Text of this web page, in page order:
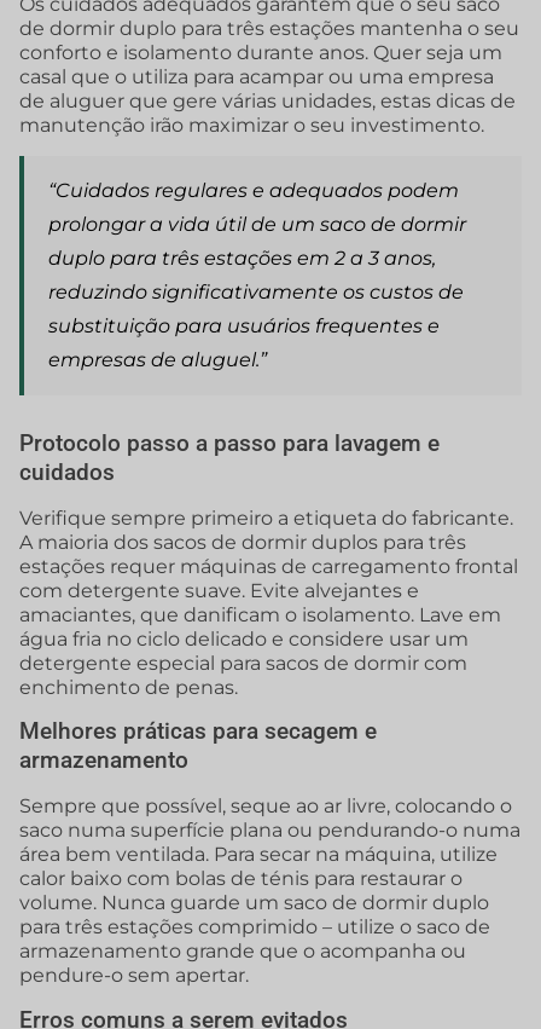
Os cuidados adequados garantem que o seu saco
de dormir duplo para três estações mantenha o seu
conforto e isolamento durante anos. Quer seja um
casal que o utiliza para acampar ou uma empresa
de aluguer que gere várias unidades, estas dicas de
manutenção irão maximizar o seu investimento.
“Cuidados regulares e adequados podem
prolongar a vida útil de um saco de dormir
duplo para três estações em 2 a 3 anos,
reduzindo significativamente os custos de
substituição para usuários frequentes e
empresas de aluguel.”
Protocolo passo a passo para lavagem e
cuidados
Verifique sempre primeiro a etiqueta do fabricante.
A maioria dos sacos de dormir duplos para três
estações requer máquinas de carregamento frontal
com detergente suave. Evite alvejantes e
amaciantes, que danificam o isolamento. Lave em
água fria no ciclo delicado e considere usar um
detergente especial para sacos de dormir com
enchimento de penas.
Melhores práticas para secagem e
armazenamento
Sempre que possível, seque ao ar livre, colocando o
saco numa superfície plana ou pendurando-o numa
área bem ventilada. Para secar na máquina, utilize
calor baixo com bolas de ténis para restaurar o
volume. Nunca guarde um saco de dormir duplo
para três estações comprimido – utilize o saco de
armazenamento grande que o acompanha ou
pendure-o sem apertar.
Erros comuns a serem evitados